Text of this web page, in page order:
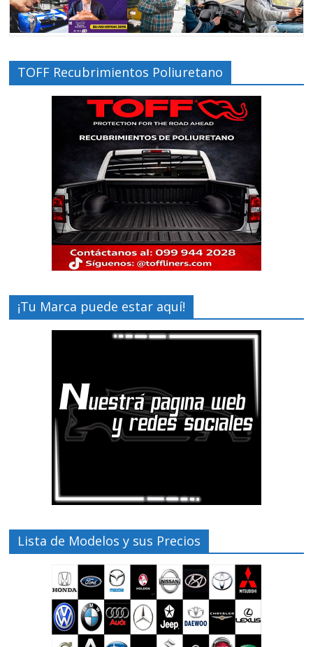
TOFF Recubrimientos Poliuretano
¡Tu Marca puede estar aquí!
Lista de Modelos y sus Precios